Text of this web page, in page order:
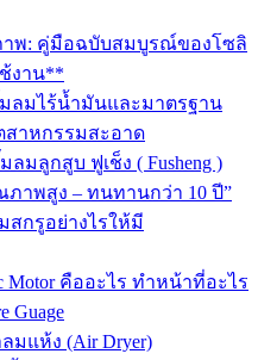
พ: คู่มือฉบับสมบูรณ์ของโซลิ
งาน**
ลมไร้น้ำมันและมาตรฐาน
าหกรรมสะอาด
มลูกสูบ ฟูเช็ง ( Fusheng )
าพสูง – ทนทานกว่า 10 ปี”
สกรูอย่างไรให้มี
Motor คืออะไร ทำหน้าที่อะไร
Guage
มแห้ง (Air Dryer)